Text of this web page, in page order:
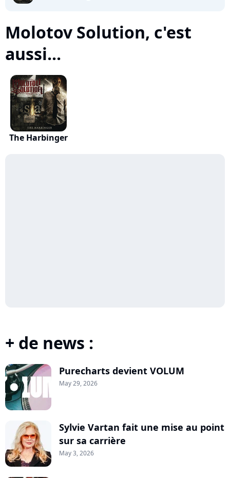
Molotov Solution, c'est
aussi...
The Harbinger
+ de news :
Purecharts devient VOLUM
May 29, 2026
Sylvie Vartan fait une mise au point
sur sa carrière
May 3, 2026